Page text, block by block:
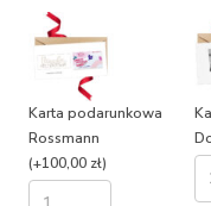
Karta podarunkowa
Rossmann
(+100,00 zł)